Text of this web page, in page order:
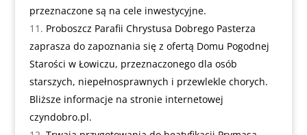
przeznaczone są na cele inwestycyjne.
Proboszcz Parafii Chrystusa Dobrego Pasterza
zaprasza do zapoznania się z ofertą Domu Pogodnej
Starości w Łowiczu, przeznaczonego dla osób
starszych, niepełnosprawnych i przewlekle chorych.
Bliższe informacje na stronie internetowej
czyndobro.pl.